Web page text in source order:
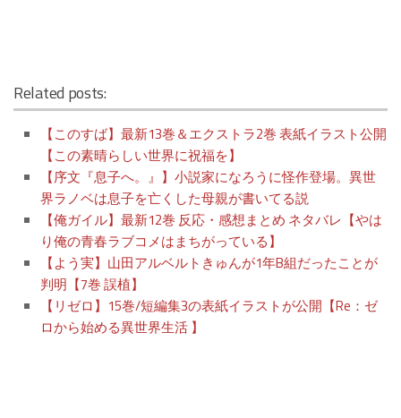
Related posts:
【このすば】最新13巻＆エクストラ2巻 表紙イラスト公開
【この素晴らしい世界に祝福を】
【序文『息子へ。』】小説家になろうに怪作登場。異世
界ラノベは息子を亡くした母親が書いてる説
【俺ガイル】最新12巻 反応・感想まとめ ネタバレ【やは
り俺の青春ラブコメはまちがっている】
【よう実】山田アルベルトきゅんが1年B組だったことが
判明【7巻 誤植】
【リゼロ】15巻/短編集3の表紙イラストが公開【Re：ゼ
ロから始める異世界生活 】